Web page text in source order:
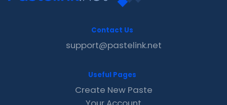
Contact Us
support@pastelink.net
Useful Pages
Create New Paste